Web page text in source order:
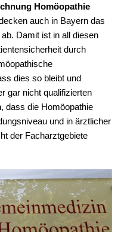
Homöopathie
auch in Bayern das
Damit ist in all diesen
durch
dies so bleibt und
gar nicht qualifizierten
dass die Homöopathie
und in ärztlicher
der Facharztgebiete